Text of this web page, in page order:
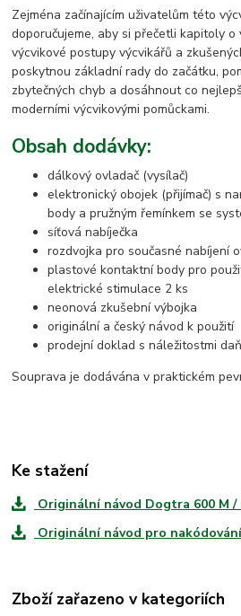
Zejména začínajícím uživatelům této
doporučujeme, aby si přečetli kapitoly o
výcvikové postupy výcvikářů a
poskytnou základní rady do začátku,
zbytečných chyb a dosáhnout co
moderními výcvikovými pomůckami.
Obsah dodávky:
dálkový ovladač (vysílač)
elektronický obojek (přijímač) s
body a pružným řemínkem se
síťová nabíječka
rozdvojka pro současné nabíjení
plastové kontaktní body pro
elektrické stimulace 2 ks
neonová zkušební výbojka
originální a český návod k použití
prodejní doklad s náležitostmi
Souprava je dodávána v praktickém
Ke stažení
Originální návod Dogtra 600 M /
Originální návod pro
Zboží zařazeno v kategoriích